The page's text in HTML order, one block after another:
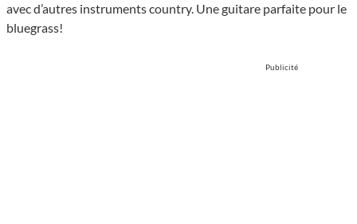
avec d’autres instruments country. Une guitare parfaite pour le
bluegrass!
Publicité